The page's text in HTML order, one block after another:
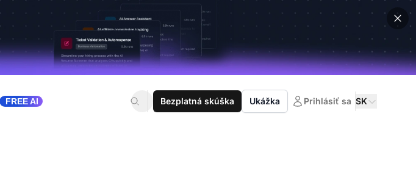
FREE AI Bezplatná skúška Ukážka Prihlásiť sa SK